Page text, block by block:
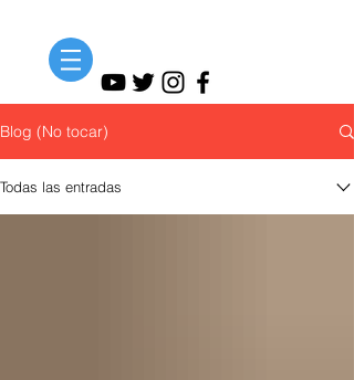
Blog (No tocar)
Todas las entradas